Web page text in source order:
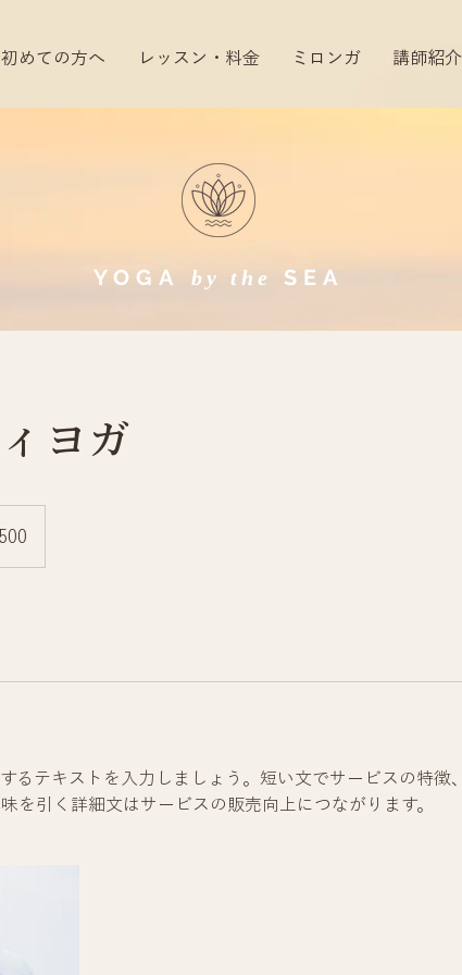
初めての方へ レッスン・料金 ミロンガ 講師紹介
YOGA by the SEA​
ヨガ
るテキストを入力しましょう。短い文でサービスの特徴
を引く詳細文はサービスの販売向上につながります。